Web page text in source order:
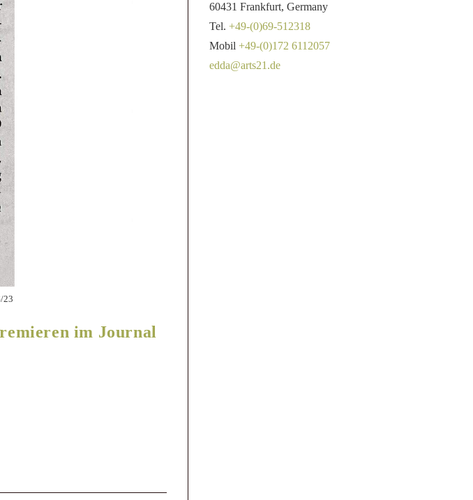
23
im Journal
60431 Frankfurt, Germany
Tel. +49-(0)69-512318
Mobil +49-(0)172 6112057
edda@arts21.de